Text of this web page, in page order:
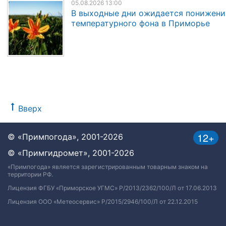
05.08.2026 13:00
В выходные дни ожидается
температурного фона в Приморье
Вверх
12+
© «Примпогода», 2001-2026
© «Примгидромет», 2001-2026
«Примпогода» является зарегистрированным товарным знаком на
территории РФ.
Лицензия ФГБУ «Приморское УГМС» Р/2013/2362/100/Л от 17.06.2013
Лицензия ООО «Метеосервис» Р/2015/2946/100/Л от 22.12.2015